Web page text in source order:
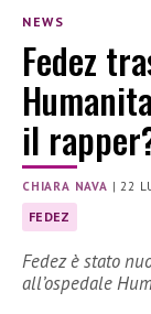
NEWS
Fedez
il
CHIARA NAVA | 22
FEDEZ
Fedez è stato
all’ospedale